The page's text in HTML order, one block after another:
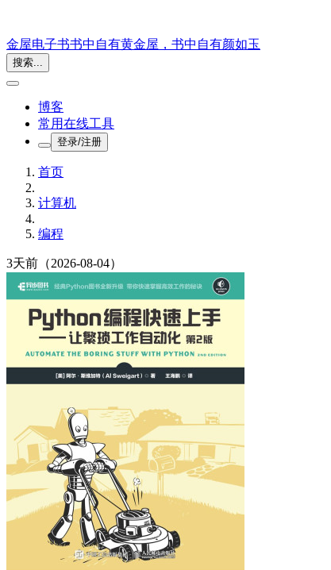
金屋电子书书中自有黄金屋，书中自有颜如玉
搜索...
博客
常用在线工具
登录/注册
首页
计算机
编程
3天前 （2026-08-04）